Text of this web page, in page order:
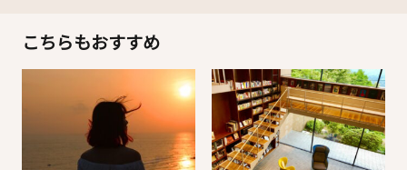
こちらもおすすめ